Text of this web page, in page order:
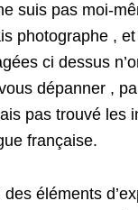
suis pas moi-
photographe ,
ci dessus
dépanner ,
pas trouvé les
française.
éléments